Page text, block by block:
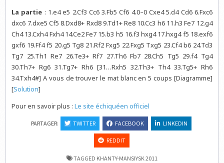
La partie : 1.e4 e5 2.Cf3 Cc6 3.Fb5 Cf6 4.0–0 Cxe4 5.d4 Cd6 6.Fxc6
dxc6 7.dxe5 Cf5 8.Dxd8+ Rxd8 9.Td1+ Re8 10.Cc3 h6 11.h3 Fe7 12.g4
Ch4 13.Cxh4 Fxh4 14.Ce2 Fe7 15.b3 h5 16.f3 hxg4 17.hxg4 f5 18.exf6
gxf6 19.Ff4 f5 20.g5 Tg8 21.Rf2 Fxg5 22.Fxg5 Txg5 23.Cf4 b6 24.Td3
Tg7 25.Th1 Re7 26.Te3+ Rf7 27.Th6 Fb7 28.Ch5 Tg5 29.f4 Tg4
30.Th7+ Rg6 31.Tg7+ Rh6 [31…Rxh5 32.Th3+ Th4 33.Tg5+ Rh6
34.Txh4#] A vous de trouver le mat blanc en 5 coups [Diagramme]
[Solution]
Pour en savoir plus :Le site échiquéen officiel
PARTAGER: TWITTER FACEBOOK LINKEDIN
REDDIT
TAGGED KHANTY-MANSIYSK 2011